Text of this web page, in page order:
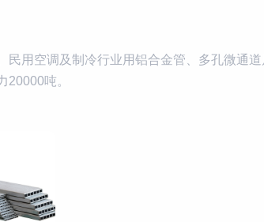
民用空调及制冷行业用铝合金管、多孔微通
20000吨。